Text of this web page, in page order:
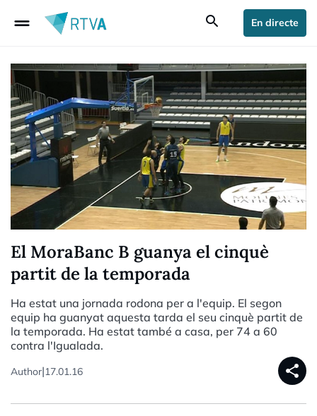
drag_handle search En directe
El MoraBanc B guanya el cinquè
partit de la temporada
Ha estat una jornada rodona per a l'equip. El segon
equip ha guanyat aquesta tarda el seu cinquè partit de
la temporada. Ha estat també a casa, per 74 a 60
contra l'Igualada.
Author|17.01.16 share